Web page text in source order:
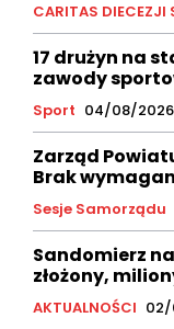
CARITAS DIECEZJI
17 drużyn na
zawody
Sport 04/08/2026
Zarząd
Brak
Sesje Samorządu
Sandomierz
złożony,
AKTUALNOŚCI